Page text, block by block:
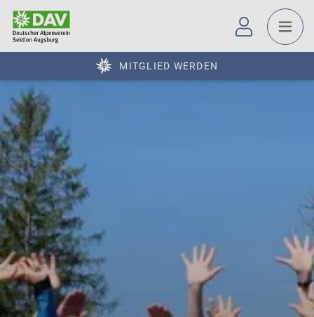
MITGLIED WERDEN